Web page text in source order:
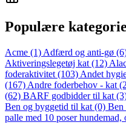
Populære
Acme (1) Adfærd og anti-gø
Aktiveringslegetøj kat (12)
foderaktivitet (103) Andet
(167) Andre foderbehov - kat
(62) BARF godbidder til kat
Ben og byggetid til kat (0) Ben
palle med 10 poser hundemad,